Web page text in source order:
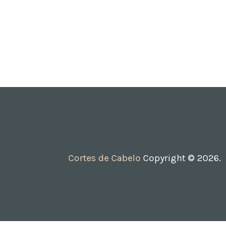
Cortes de Cabelo Copyright © 2026.